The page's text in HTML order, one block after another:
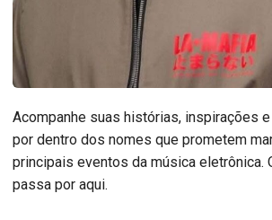
Acompanhe suas histórias, inspirações
por dentro dos nomes que prometem
principais eventos da música eletrônica.
passa por aqui.